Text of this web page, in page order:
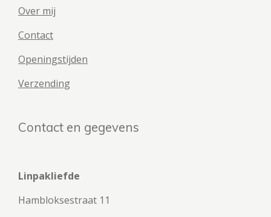
Over mij
Contact
Openingstijden
Verzending
Contact en gegevens
Linpakliefde
Hambloksestraat 11